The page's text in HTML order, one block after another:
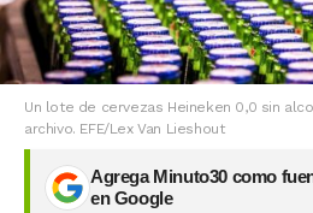
Un lote de cervezas Heineken 0,0 sin
archivo. EFE/Lex Van Lieshout
Agrega Minuto30 como
en Google